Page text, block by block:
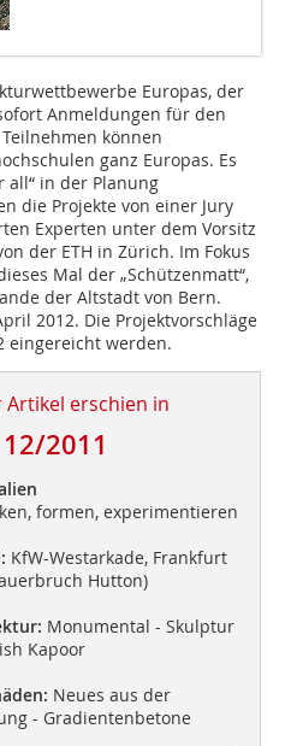
Europas, der
Anmeldungen für den
können
ganz Europas. Es
all“ in der Planung
die Projekte von einer Jury
Experten unter dem Vorsitz
der ETH in Zürich. Im Fokus
Mal der „Schützenmatt“,
der Altstadt von Bern.
2012. Die Projektvorschläge
eingereicht werden.
Artikel erschien in
2011
formen, experimentieren
KfW-Westarkade, Frankfurt
Hutton)
Monumental - Skulptur
Kapoor
Neues aus der
- Gradientenbetone